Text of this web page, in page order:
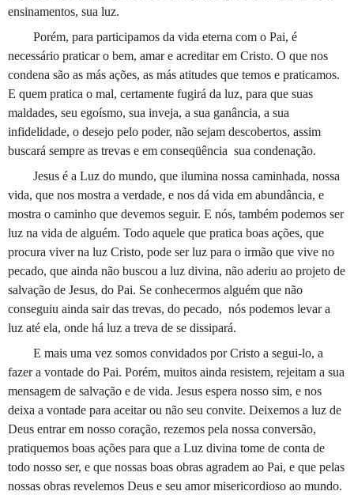
ensinamentos, sua luz.
Porém, para participamos da vida eterna com o Pai, é
necessário praticar o bem, amar e acreditar em Cristo. O que nos
condena são as más ações, as más atitudes que temos e praticamos.
E quem pratica o mal, certamente fugirá da luz, para que suas
maldades, seu egoísmo, sua inveja, a sua ganância, a sua
infidelidade, o desejo pelo poder, não sejam descobertos, assim
buscará sempre as trevas e em conseqüência sua condenação.
Jesus é a Luz do mundo, que ilumina nossa caminhada, nossa
vida, que nos mostra a verdade, e nos dá vida em abundância, e
mostra o caminho que devemos seguir. E nós, também podemos ser
luz na vida de alguém. Todo aquele que pratica boas ações, que
procura viver na luz Cristo, pode ser luz para o irmão que vive no
pecado, que ainda não buscou a luz divina, não aderiu ao projeto de
salvação de Jesus, do Pai. Se conhecermos alguém que não
conseguiu ainda sair das trevas, do pecado, nós podemos levar a
luz até ela, onde há luz a treva de se dissipará.
E mais uma vez somos convidados por Cristo a segui-lo, a
fazer a vontade do Pai. Porém, muitos ainda resistem, rejeitam a sua
mensagem de salvação e de vida. Jesus espera nosso sim, e nos
deixa a vontade para aceitar ou não seu convite. Deixemos a luz de
Deus entrar em nosso coração, rezemos pela nossa conversão,
pratiquemos boas ações para que a Luz divina tome de conta de
todo nosso ser, e que nossas boas obras agradem ao Pai, e que pelas
nossas obras revelemos Deus e seu amor misericordioso ao mundo.